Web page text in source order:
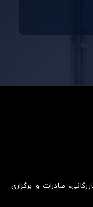
بازرگانی، صادرات و برگزاری